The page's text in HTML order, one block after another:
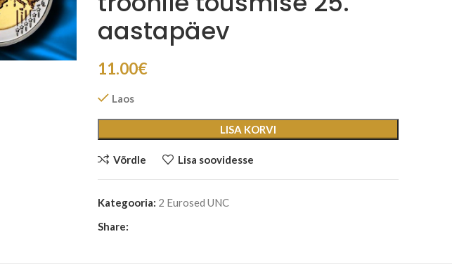
aastapäev
11.00€
Laos
LISA KORVI
Võrdle Lisa soovidesse
Kategooria: 2 Eurosed UNC
Share: